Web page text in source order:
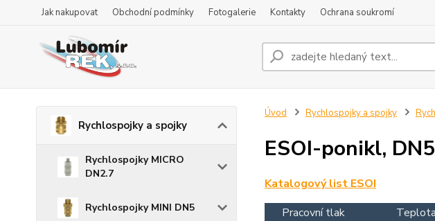
Jak nakupovat Obchodní podmínky Fotogalerie Kontakty Ochrana soukromí
Rychlospojky a spojky
Rychlospojky MICRO
DN2.7
Rychlospojky MINI DN5
Úvod Rychlospojky a spojky
ESOI-ponikl,
Katalogový list ESOI
Pracovní tlak
Teplota